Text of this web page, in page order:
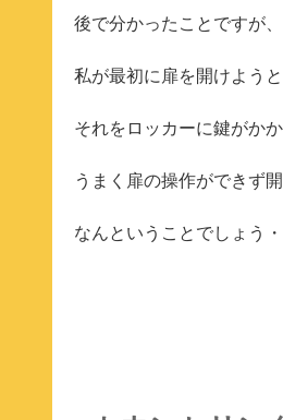
後で分かったことですが
私が最初に扉を開けよう
それをロッカーに鍵がか
うまく扉の操作ができず
なんということでしょう・